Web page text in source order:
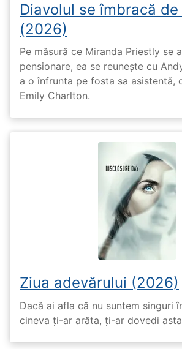
Diavolul se îmbracă
(2026)
Pe măsură ce Miranda Priestly se
pensionare, ea se reunește cu
a o înfrunta pe fosta sa asistentă,
Emily Charlton.
Ziua adevărului (2026)
Dacă ai afla că nu suntem singuri
cineva ți-ar arăta, ți-ar dovedi